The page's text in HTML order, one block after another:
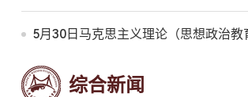
5月30日马克思主义理论（思想政治
综合新闻